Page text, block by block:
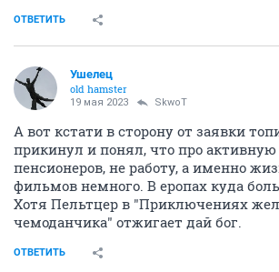
ОТВЕТИТЬ
Ушелец
old hamster
19 мая 2023 SkwоT
А вот кстати в сторону от заявки
прикинул и понял, что про
пенсионеров, не работу, а именно
фильмов немного. В еропах куда
Хотя Пельтцер в "Приключениях
чемоданчика" отжигает дай бог.
ОТВЕТИТЬ